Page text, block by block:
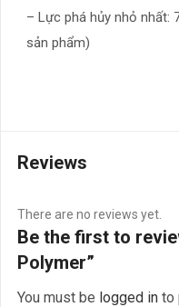
– Lực phá hủy nhỏ nhất:
sản phẩm)
Reviews
There are no reviews yet.
Be the first to
Polymer”
You must be logged in to